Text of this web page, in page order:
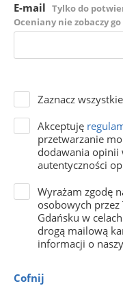
E-mail Tylko do
Oceniany nie zobaczy
Zaznacz wszystkie
Akceptuję
przetwarzanie
dodawania opinii
autentyczności
Wyrażam zgodę
osobowych przez
Gdańsku w
drogą mailową
informacji o
Cofnij